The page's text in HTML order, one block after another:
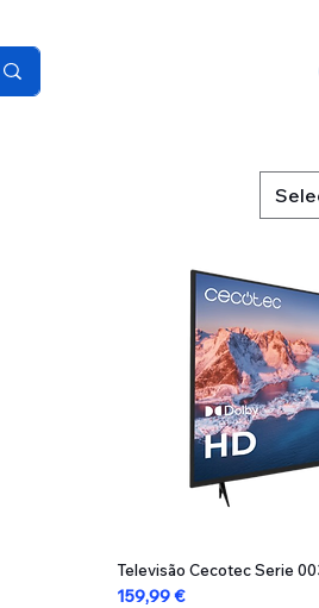
Televisão Cecotec Serie
Preço
159,99 €